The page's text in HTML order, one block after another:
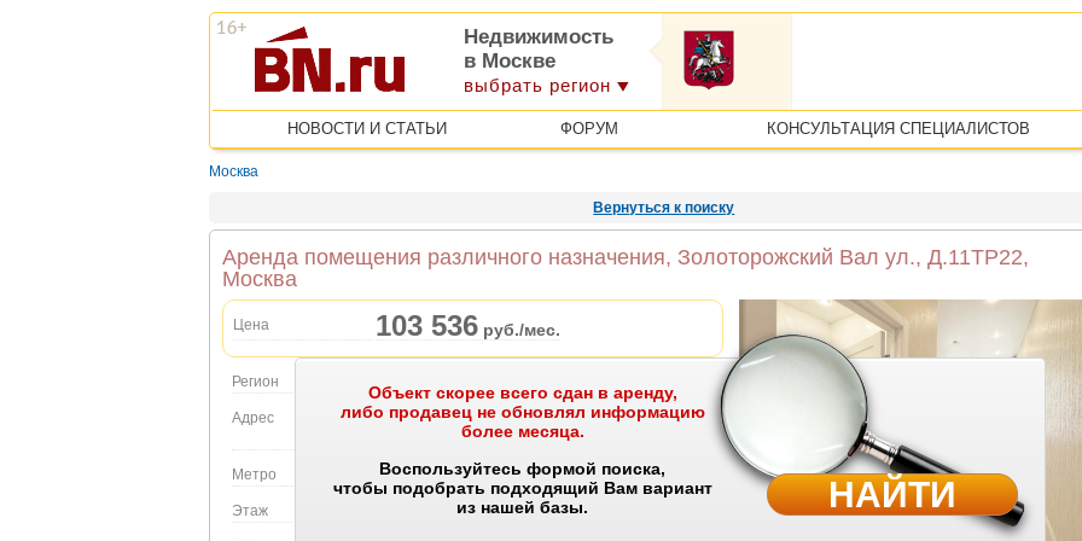
Недвижимость
в Москве
выбрать регион
НОВОСТИ И СТАТЬИ ФОРУМ КОНСУЛЬТАЦИЯ СПЕЦИАЛИСТОВ
Москва
Вернуться к поиску
Объект скорее всего сдан в аренду,
либо продавец не обновлял информацию
более месяца.
Воспользуйтесь формой поиска,
чтобы подобрать подходящий Вам вариант
из нашей базы.
НАЙТИ
Аренда помещения различного назначения, Золоторожский Вал ул., Д.11ТР22,
Москва
Цена 103 536 руб./мес.
Регион
Адрес
Золоторожский Вал ул., Д.11ТР22
Объект на карте
Метро Авиамоторная
Этаж 1 этаж в 4-этажном доме